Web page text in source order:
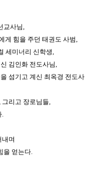
교사님,
게 힘을 주던 태권도 사범,
세미너리 신학생,
김인화 전도사님,
섬기고 계신 최옥경 전도사
리고 장로님들,
.
며
을 얻는다.